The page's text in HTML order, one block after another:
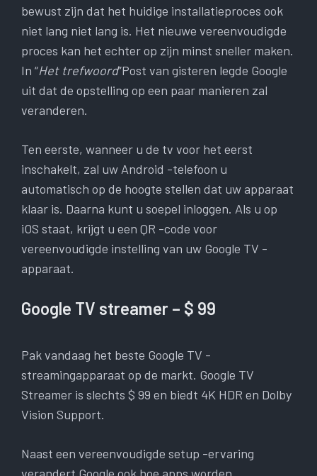
bewust zijn dat het huidige installatieproces ook
niet lang niet lang is. Het nieuwe vereenvoudigde
proces kan het echter op zijn minst sneller maken.
In “Het trefwoord”Post van gisteren legde Google
uit dat de opstelling op een paar manieren zal
veranderen.
Ten eerste, wanneer u de tv voor het eerst
inschakelt, zal uw Android -telefoon u
automatisch op de hoogte stellen dat uw apparaat
klaar is. Daarna kunt u soepel inloggen. Als u op
iOS staat, krijgt u een QR -code voor
vereenvoudigde instelling van uw Google TV -
apparaat.
Google TV streamer – $ 99
Pak vandaag het beste Google TV -
streamingapparaat op de markt. Google TV
Streamer is slechts $ 99 en biedt 4K HDR en Dolby
Vision Support.
Naast een vereenvoudigde setup -ervaring